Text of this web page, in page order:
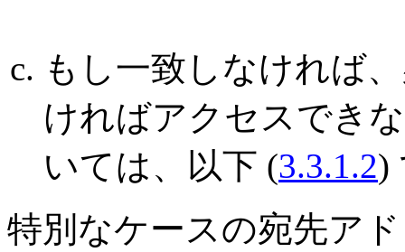
もし一致しなければ
ければアクセスでき
いては、以下 (3.3.1.2)
特別なケースの宛先ア